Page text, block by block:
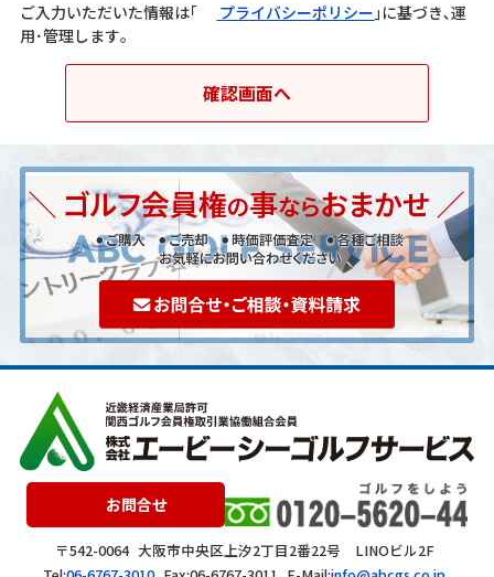
ご入力いただいた情報は｢ プライバシーポリシー ｣に基づき､運
用･管理します｡
お問合せ
〒542-0064 大阪市中央区上汐2丁目2番22号 LINOビル2F